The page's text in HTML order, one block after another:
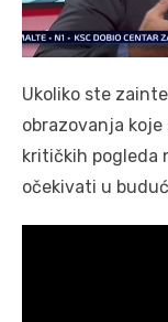
Ukoliko ste
obrazovanja koje
kritičkih pogleda
očekivati u